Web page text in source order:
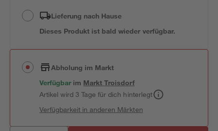
Lieferung nach Hause
Dieses Produkt ist bald wieder verfügbar.
Abholung im Markt
Verfügbar im MarktTroisdorf
Artikel wird 3 Tage für dich hinterlegt
Verfügbarkeit in anderen Märkten